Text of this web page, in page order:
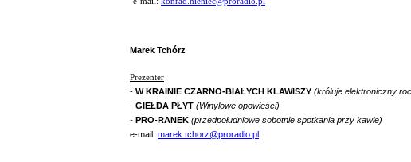
Marek Tchórz
Prezenter
- W KRAINIE CZARNO-BIAŁYCH KLAWISZY (króluje elektroniczny
- GIEŁDA PŁYT (Winylowe opowieści)
- PRO-RANEK (przedpołudniowe sobotnie spotkania przy kawie)
e-mail: marek.tchorz@proradio.pl